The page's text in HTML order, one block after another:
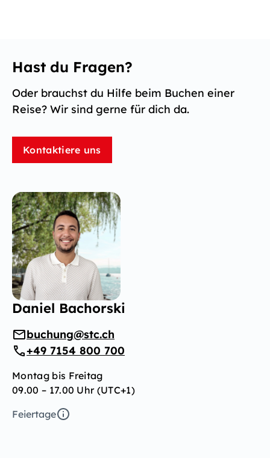
Hast du Fragen?
Oder brauchst du Hilfe beim Buchen einer
Reise? Wir sind gerne für dich da.
Kontaktiere uns
Daniel Bachorski
buchung@stc.ch
+49 7154 800 700
Montag bis Freitag
09.00 – 17.00 Uhr (UTC+1)
Feiertage